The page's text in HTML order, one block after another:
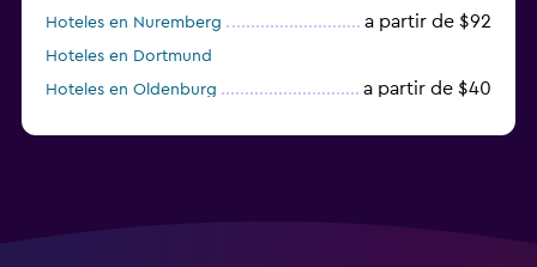
Hoteles en Nuremberg a partir de $92
Hoteles en Dortmund
Hoteles en Oldenburg
a partir de $40